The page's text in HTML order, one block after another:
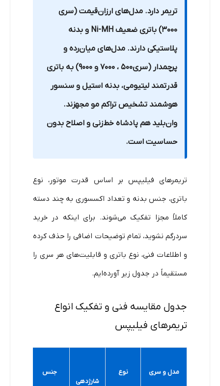
تریمر دارد. مدل‌های ارزان‌قیمت (سری
3000) باتری ضعیف Ni-MH و بدنه
پلاستیکی دارند. مدل‌های میان‌رده و
پرچمدار (سری500 ، 7000 و 9000) به باتری
قدرتمند لیتیومی، بدنه استیل و سنسور
هوشمند تشخیص تراکم مو مجهزند.
وان‌بلید هم پادشاه خط‌زنی و اصلاح بدون
حساسیت است.
تریمرهای فیلیپس بر اساس قدرت موتور، نوع
باتری، جنس بدنه و تعداد اکسسوری به چند دسته
کاملاً مجزا تفکیک می‌شوند. برای اینکه در خرید
سردرگم نشوید، تمام توضیحات اضافی را حذف کرده
و اطلاعات فنی، نوع باتری و قابلیت‌های هر سری را
مستقیماً در جدول زیر آورده‌ایم.
جدول مقایسه فنی و تفکیک انواع
تریمرهای فیلیپس
مدل و سری نوع
شارژدهی
جنس